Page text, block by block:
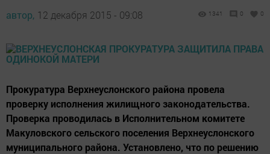
автор, 12 декабря 2015 - 09:08 1341 0 0
Прокуратура Верхнеуслонского района провела
проверку исполнения жилищного законодательства.
Проверка проводилась в Исполнительном комитете
Макуловского сельского поселения Верхнеуслонского
муниципального района. Установлено, что по решению